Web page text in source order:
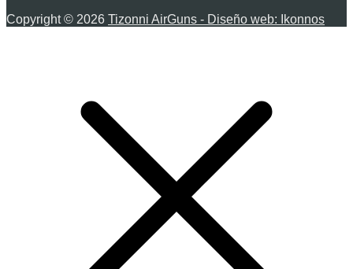
Copyright © 2026 Tizonni AirGuns - Diseño web: Ikonnos